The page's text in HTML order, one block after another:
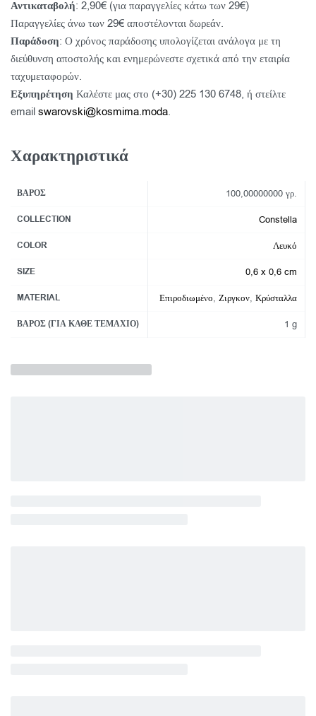
Αντικαταβολή: 2,90€ (για παραγγελίες κάτω των 29€)
Παραγγελίες άνω των 29€ αποστέλονται δωρεάν.
Παράδοση: Ο χρόνος παράδοσης υπολογίζεται ανάλογα με τη
διεύθυνση αποστολής και ενημερώνεστε σχετικά από την εταιρία
ταχυμεταφορών.
Εξυπηρέτηση Καλέστε μας στο (+30) 225 130 6748, ή στείλτε
email swarovski@kosmima.moda.
Χαρακτηριστικά
ΒΆΡΟΣ 100,00000000 γρ.
COLLECTION Constella
COLOR Λευκό
SIZE 0,6 x 0,6 cm
MATERIAL Επιροδιωμένο, Ζιργκον, Κρύσταλλα
ΒΆΡΟΣ (ΓΙΑ ΚΆΘΕ ΤΕΜΆΧΙΟ) 1 g